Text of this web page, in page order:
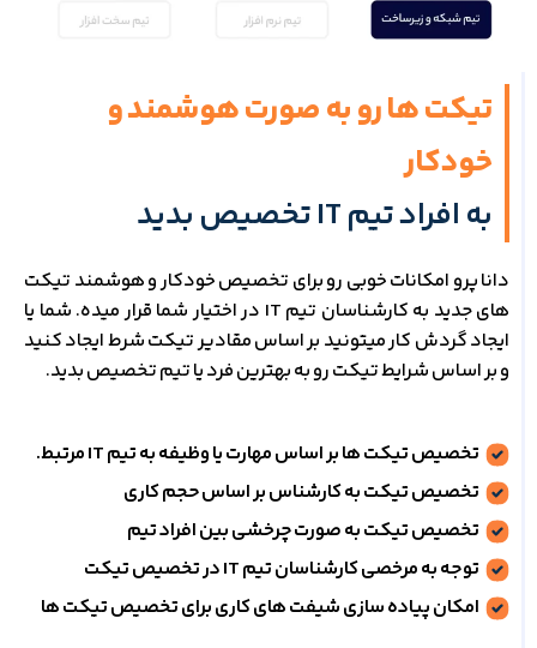
تیکت ها رو به صورت هوشمند و
خودکار
به افراد تیم IT تخصیص بدید
دانا پرو امکانات خوبی رو برای تخصیص خودکار و هوشمند تیکت
های جدید به کارشناسان تیم IT در اختیار شما قرار میده. شما یا
ایجاد گردش کار میتونید بر اساس مقادیر تیکت شرط ایجاد کنید
و بر اساس شرایط تیکت رو به بهترین فرد یا تیم تخصیص بدید.
تخصیص تیکت ها بر اساس مهارت یا وظیفه به تیم IT مرتبط.
تخصیص تیکت به کارشناس بر اساس حجم کاری
تخصیص تیکت به صورت چرخشی بین افراد تیم
توجه به مرخصی کارشناسان تیم IT در تخصیص تیکت
امکان پیاده سازی شیفت های کاری برای تخصیص تیکت ها